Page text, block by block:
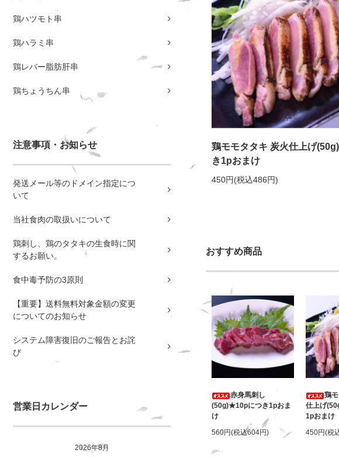
鶏ハツモト串
鶏ハラミ串
鶏レバー脂肪肝串
鶏ちょうちん串
注意事項・お知らせ
発送メール等のドメイン指定につ
いて
当社食肉の取扱いについて
鶏刺し、鶏のタタキの生食時に関
するお願い。
食中毒予防の3原則
【重要】送料無料対象金額の変更
についてのお知らせ
システム障害復旧のご報告とお詫
び
営業日カレンダー
2026年8月
鶏モモタタキ 炭火仕上げ
き1pおまけ
450円(税込486円)
おすすめ商品
赤身馬刺し
(50g)★10pにつき1pおま
け
560円(税込604円)
鶏
仕上げ
1pおまけ
450円(税